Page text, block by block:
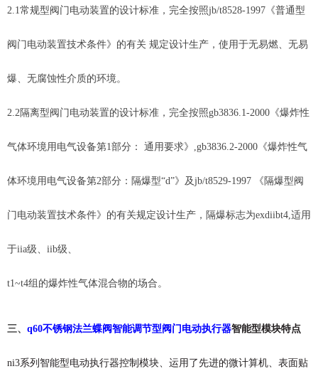
2.1常规型阀门电动装置的设计标准，完全按照jb/t8528-1997《普通型
阀门电动装置技术条件》的有关 规定设计生产，使用于无易燃、无易
爆、无腐蚀性介质的环境。
2.2隔离型阀门电动装置的设计标准，完全按照gb3836.1-2000《爆炸性
气体环境用电气设备第1部分： 通用要求》,gb3836.2-2000《爆炸性气
体环境用电气设备第2部分：隔爆型“d”》及jb/t8529-1997 《隔爆型阀
门电动装置技术条件》的有关规定设计生产，隔爆标志为exdiibt4,适用
于iia级、iib级、
t1~t4组的爆炸性气体混合物的场合。
三、 q60不锈钢法兰蝶阀智能调节型阀门电动执行器智能型模块特点
ni3系列智能型电动执行器控制模块、运用了先进的微计算机、表面贴